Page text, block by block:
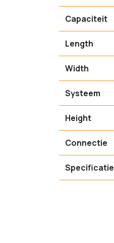
Capaciteit
Length
Width
Systeem
Height
Connectie